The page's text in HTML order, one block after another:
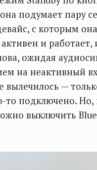
подумает пару
с которым
и работает,
ожидая
на неактивный
вылечилось —
то подключено. Но,
выключить